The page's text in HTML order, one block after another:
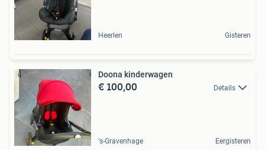
Heerlen Gisteren
Doona kinderwagen
€ 100,00 Details
's-Gravenhage Eergisteren